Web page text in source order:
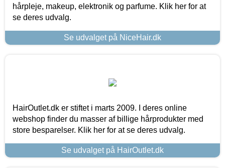
hårpleje, makeup, elektronik og parfume. Klik her for at
se deres udvalg.
Se udvalget på NiceHair.dk
HairOutlet.dk er stiftet i marts 2009. I deres online
webshop finder du masser af billige hårprodukter med
store besparelser. Klik her for at se deres udvalg.
Se udvalget på HairOutlet.dk